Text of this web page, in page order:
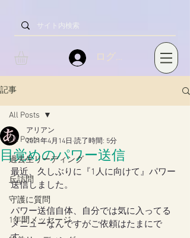
ログイン
記事
All Posts
過去生リーディング
丘訪問
守護に質問
1年間メッセージ
All Posts
目覚めのパワー送信
アリアン
2021年4月14日 読了時間: 5分
最近、久しぶりに『1人に向けて』パワー
送信しました。
パワー送信自体、自分では気に入ってる
メニューなんですがご依頼はたまにで